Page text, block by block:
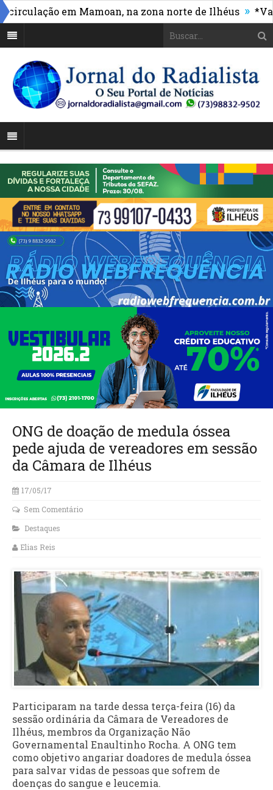
em Mamoan, na zona norte de Ilhéus » *Vasco
ONG de doação de medula óssea
pede ajuda de vereadores em sessão
da Câmara de Ilhéus
17/05/17
Sem Comentário
Destaques
Elias Reis
Participaram na tarde dessa terça-feira (16) da
sessão ordinária da Câmara de Vereadores de
Ilhéus, membros da Organização Não
Governamental Enaultinho Rocha. A ONG tem
como objetivo angariar doadores de medula óssea
para salvar vidas de pessoas que sofrem de
doenças do sangue e leucemia.